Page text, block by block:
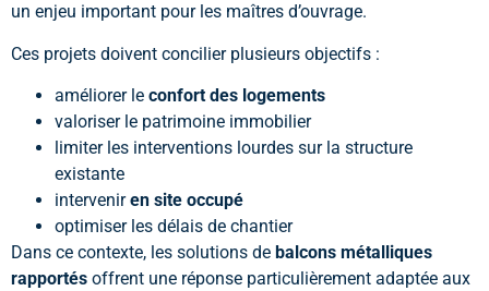
un enjeu important pour les maîtres d’ouvrage.
Ces projets doivent concilier plusieurs objectifs :
améliorer le confort des logements
valoriser le patrimoine immobilier
limiter les interventions lourdes sur la structure
existante
interveniren site occupé
optimiser les délais de chantier
Dans ce contexte, les solutions de balcons métalliques
rapportés offrent une réponse particulièrement adaptée aux